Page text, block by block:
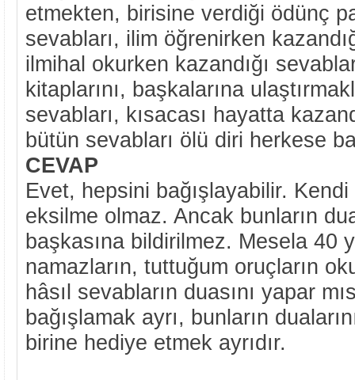
etmekten, birisine verdiği ödünç
sevabları, ilim öğrenirken
ilmihal okurken kazandığı
kitaplarını, başkalarına
sevabları, kısacası hayatta
bütün sevabları ölü diri herkese
CEVAP
Evet, hepsini bağışlayabilir.
eksilme olmaz. Ancak bunların
başkasına bildirilmez. Mesela 40
namazların, tuttuğum oruçların
hâsıl sevabların duasını yapar
bağışlamak ayrı, bunların
birine hediye etmek ayrıdır.